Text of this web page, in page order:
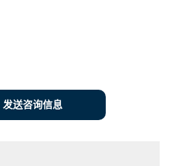
发送咨询信息